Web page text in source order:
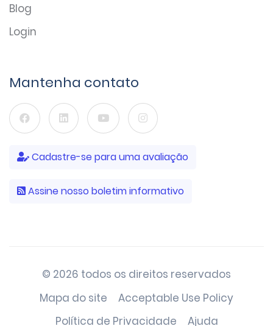
Blog
Login
Mantenha contato
Cadastre-se para uma avaliação
Assine nosso boletim informativo
© 2026 todos os direitos reservados
Mapa do site
Acceptable Use Policy
Política de Privacidade
Ajuda